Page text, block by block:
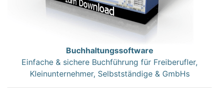
Buchhaltungssoftware
Einfache & sichere Buchführung für Freiberufler,
Kleinunternehmer, Selbstständige & GmbHs